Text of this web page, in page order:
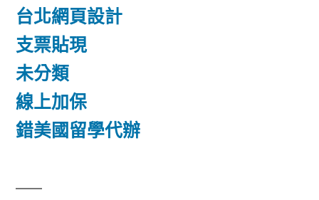
台北網頁設計
支票貼現
未分類
線上加保
錯美國留學代辦